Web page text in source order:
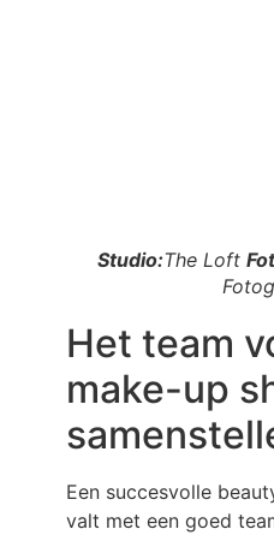
Studio:The Loft
Het team
make-up
Een succesvolle
valt met een goed